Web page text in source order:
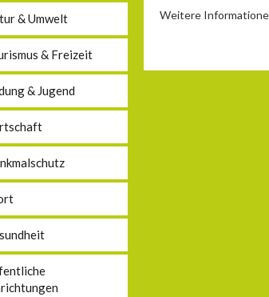
& Umwelt
& Freizeit
& Jugend
Weitere